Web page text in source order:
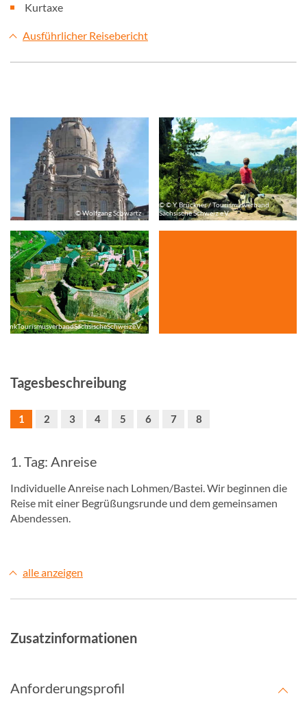
Kurtaxe
Ausführlicher Reisebericht
© Wolfgang Schwartz
© © Y. Brückner / Tourismusverband
Sächsische Schweiz e.V.
Tagesbeschreibung
1 2 3 4 5 6 7 8
1. Tag: Anreise
Individuelle Anreise nach Lohmen/Bastei. Wir beginnen die
Reise mit einer Begrüßungsrunde und dem gemeinsamen
Abendessen.
alle anzeigen
Zusatzinformationen
Anforderungsprofil